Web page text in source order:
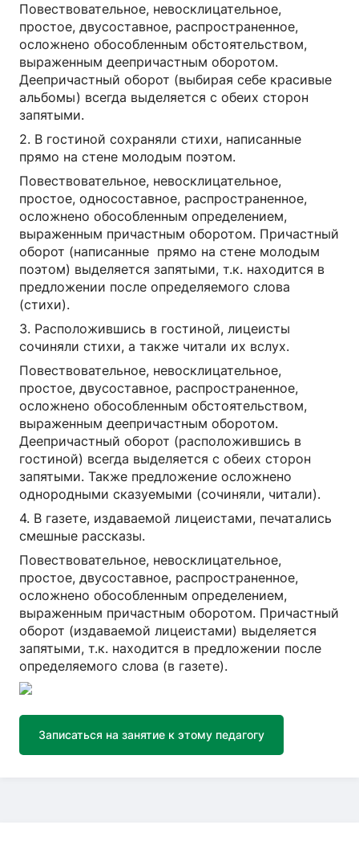
Повествовательное, невосклицательное,
простое, двусоставное, распространенное,
осложнено обособленным обстоятельством,
выраженным деепричастным оборотом.
Деепричастный оборот (выбирая себе красивые
альбомы) всегда выделяется с обеих сторон
запятыми.
2. В гостиной сохраняли стихи, написанные
прямо на стене молодым поэтом.
Повествовательное, невосклицательное,
простое, односоставное, распространенное,
осложнено обособленным определением,
выраженным причастным оборотом. Причастный
оборот (написанные прямо на стене молодым
поэтом) выделяется запятыми, т.к. находится в
предложении после определяемого слова
(стихи).
3. Расположившись в гостиной, лицеисты
сочиняли стихи, а также читали их вслух.
Повествовательное, невосклицательное,
простое, двусоставное, распространенное,
осложнено обособленным обстоятельством,
выраженным деепричастным оборотом.
Деепричастный оборот (расположившись в
гостиной) всегда выделяется с обеих сторон
запятыми. Также предложение осложнено
однородными сказуемыми (сочиняли, читали).
4. В газете, издаваемой лицеистами, печатались
смешные рассказы.
Повествовательное, невосклицательное,
простое, двусоставное, распространенное,
осложнено обособленным определением,
выраженным причастным оборотом. Причастный
оборот (издаваемой лицеистами) выделяется
запятыми, т.к. находится в предложении после
определяемого слова (в газете).
Записаться на занятие к этому педагогу